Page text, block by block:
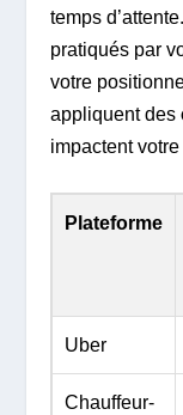
temps
pratiqués par
votre
appliquent des
impactent
Plateforme
Uber
Chauffeur-